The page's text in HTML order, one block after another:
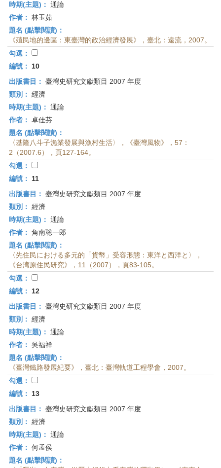
時期(主題)： 通論
作者： 林玉茹
題名 (點擊閱讀)：
《殖民地的邊區：東臺灣的政治經濟發展》，臺北：遠流，2007。
勾選：
編號：
10
出版書目： 臺灣史研究文獻類目 2007 年度
類別： 經濟
時期(主題)： 通論
作者： 卓佳芬
題名 (點擊閱讀)：
〈基隆八斗子漁業發展與漁村生活〉，《臺灣風物》，57：
2（2007.6），頁127-164。
勾選：
編號：
11
出版書目： 臺灣史研究文獻類目 2007 年度
類別： 經濟
時期(主題)： 通論
作者： 角南聡一郎
題名 (點擊閱讀)：
〈先住民における多元的「貨幣」受容形態：東洋と西洋と〉，
《台湾原住民研究》，11（2007），頁83-105。
勾選：
編號：
12
出版書目： 臺灣史研究文獻類目 2007 年度
類別： 經濟
時期(主題)： 通論
作者： 吳福祥
題名 (點擊閱讀)：
《臺灣鐵路發展紀要》，臺北：臺灣軌道工程學會，2007。
勾選：
編號：
13
出版書目： 臺灣史研究文獻類目 2007 年度
類別： 經濟
時期(主題)： 通論
作者： 何孟侯
題名 (點擊閱讀)：